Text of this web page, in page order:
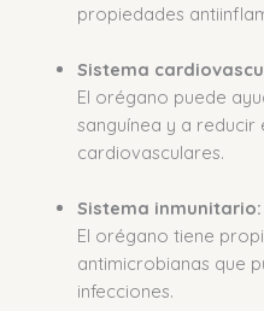
propiedades
Sistema
El orégano puede
sanguínea y a
cardiovasculares.
Sistema inmunitario:
El orégano tiene
antimicrobianas que
infecciones.